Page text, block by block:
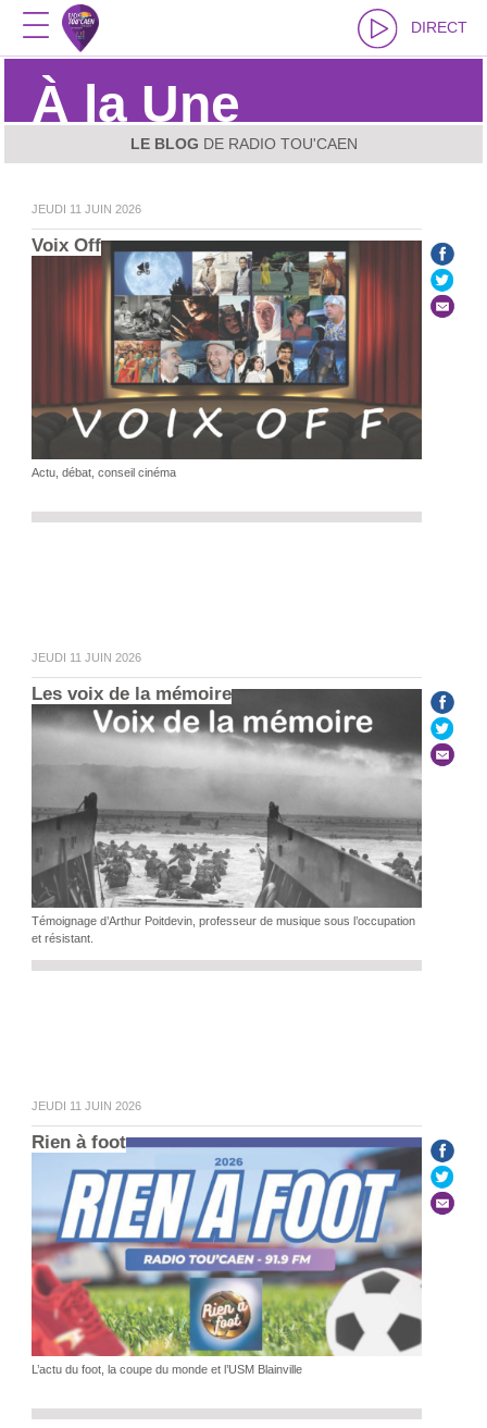
DIRECT
À la Une
LE BLOG DE RADIO TOU'CAEN
JEUDI 11 JUIN 2026
Voix Off
Actu, débat, conseil cinéma
JEUDI 11 JUIN 2026
Les voix de la mémoire
Témoignage d’Arthur Poitdevin, professeur de musique sous l’occupation
et résistant.
JEUDI 11 JUIN 2026
Rien à foot
L’actu du foot, la coupe du monde et l’USM Blainville